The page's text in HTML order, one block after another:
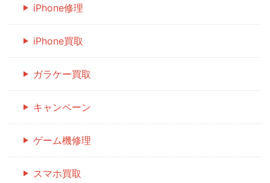
iPhone修理
iPhone買取
ガラケー買取
キャンペーン
ゲーム機修理
スマホ買取